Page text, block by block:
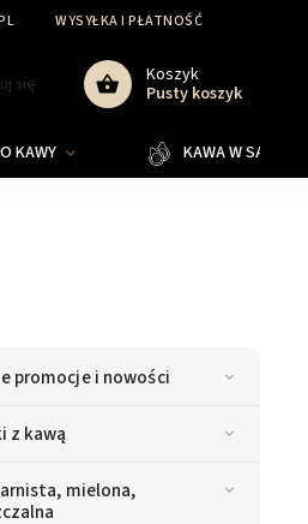
WYSYŁKA I PŁATNOŚĆ
Koszyk
Pusty koszyk
się
KAWY KAWA W
promocje i nowości
z kawą
mielona,